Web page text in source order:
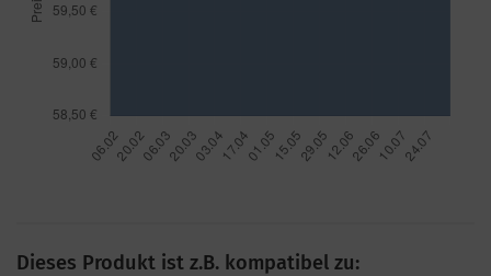
Dieses Produkt ist z.B. kompatibel zu: